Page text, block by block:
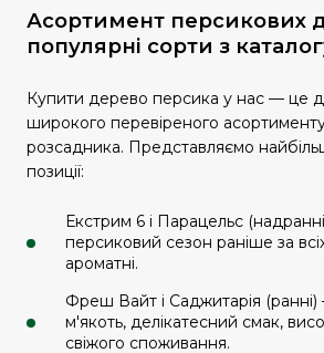
Асортимент персикових
популярні сорти з
Купити дерево персика у нас — це
широкого перевіреного
розсадника. Представляємо
позиції:
Екстрим 6 і Парацельс
персиковий сезон раніше за
ароматні.
Фреш Вайт і Саджитарія (ранні)
м'якоть, делікатесний смак,
свіжого споживання.